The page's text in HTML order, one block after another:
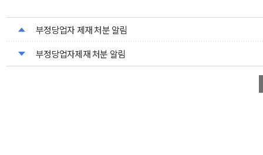
부정당업자 제재 처분 알림
부정당업자제재 처분 알림